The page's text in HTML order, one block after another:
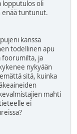
lopputulos oli
enää tuntunut.
kanssa
todellinen apu
foorumilta, ja
nykyään
sitä, kuinka
mahti
ei